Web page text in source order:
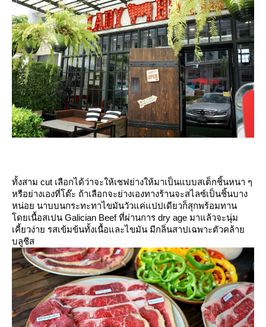
ทั้งสาม cut เลือกได้ว่าจะให้เชฟย่างให้มาเป็นแบบสเต็กชิ้นหนา ๆ
หรือย่างเองที่โต๊ะ ถ้าเลือกจะย่างเองทางร้านจะสไลซ์เป็นชิ้นบาง
หน่อย นาบบนกระทะทาไขมันวัวแค่แปปเดียวก็สุกพร้อมทาน
ดยเนื้อสเปน Galician Beef ที่ผ่านการ dry age มาแล้วจะนุ่ม
เคี้ยวง่าย รสเข้มข้นทั้งเนื้อและไขมัน มีกลิ่นสาปเฉพาะตัวคล้า
บลูชีส